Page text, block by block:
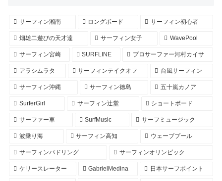
サーフィン湘南 ロングボード サーフィン初心者
畑雄二遊びの天才達 サーフィン女子 WavePool
サーフィン宮崎 SURFLINE プロサーファー河村カイサ
アラシムラタ サーフィンテイクオフ 台風サーフィン
サーフィン沖縄 サーフィン徳島 五十嵐カノア
SurferGirl サーフィン辻堂 ショートボード
サーファー車 SurfMusic サーフミュージック
波乗り海 サーフィン高知 ウェーブプール
サーフィンパドリング サーフィンオリンピック
ケリースレーター GabrielMedina 日本サーフポイント